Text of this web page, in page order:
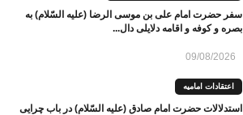
سفر حضرت امام علی بن موسی الرضا (علیه السّلام) به
بصره و کوفه و اقامه دلایلی دال...
09/08/2026
اعتقادات امامیه
استدلالات حضرت امام صادق (علیه السّلام) در باب چرایی